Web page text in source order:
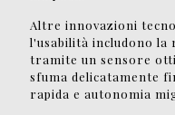
Altre innovazioni
l'usabilità includono la
tramite un sensore
sfuma delicatamente
rapida e autonomia